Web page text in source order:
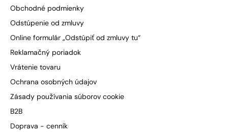
Obchodné podmienky
Odstúpenie od zmluvy
Online formulár „Odstúpiť od zmluvy tu“
Reklamačný poriadok
Vrátenie tovaru
Ochrana osobných údajov
Zásady používania súborov cookie
B2B
Doprava - cenník